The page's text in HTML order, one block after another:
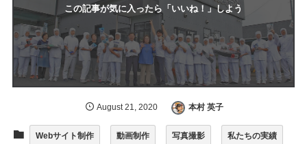
この記事が気に入ったら「いいね！」しよう
August 21 ,2020 本村 英子
Webサイト制作 動画制作 写真撮影 私たちの実績